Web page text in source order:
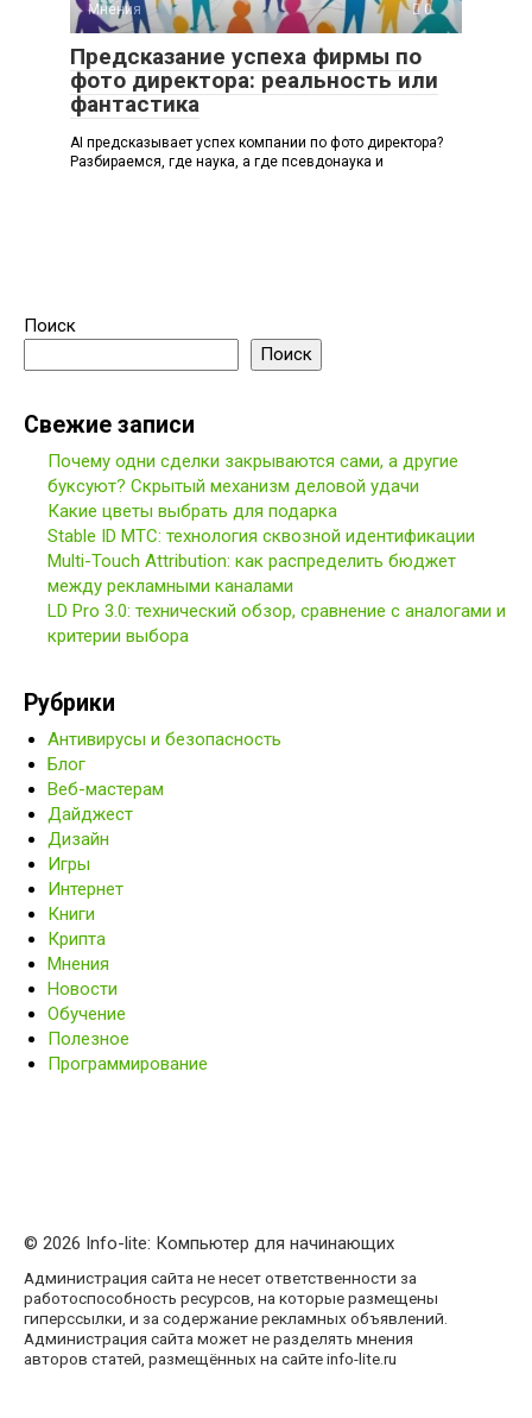
Мнения 0
Предсказание успеха фирмы по
фото директора: реальность или
фантастика
AI предсказывает успех компании по фото директора?
Разбираемся, где наука, а где псевдонаука и
Поиск
Поиск
Свежие записи
Почему одни сделки закрываются сами, а другие
буксуют? Скрытый механизм деловой удачи
Какие цветы выбрать для подарка
Stable ID МТС: технология сквозной идентификации
Multi-Touch Attribution: как распределить бюджет
между рекламными каналами
LD Pro 3.0: технический обзор, сравнение с аналогами и
критерии выбора
Рубрики
Антивирусы и безопасность
Блог
Веб-мастерам
Дайджест
Дизайн
Игры
Интернет
Книги
Крипта
Мнения
Новости
Обучение
Полезное
Программирование
© 2026 Info-lite: Компьютер для начинающих
Администрация сайта не несет ответственности за
работоспособность ресурсов, на которые размещены
гиперссылки, и за содержание рекламных объявлений.
Администрация сайта может не разделять мнения
авторов статей, размещённых на сайте info-lite.ru